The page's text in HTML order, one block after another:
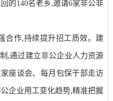
的140名老乡,邀请6家非公非
合作,持续提升招工质效。建
,通过建立非公企业人力资源
座谈会、每月包保干部走访
企业用工变化趋势,精准把握